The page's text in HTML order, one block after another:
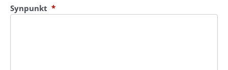
Synpunkt *(obligatorisk)